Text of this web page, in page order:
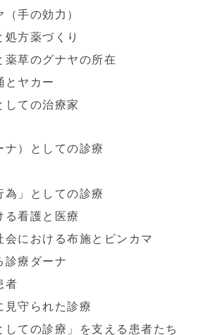
手の効力）
方薬づくり
草のグナヤの所在
ヤカー
ての治療家
）としての診療
」としての診療
看護と医療
における布施とピンカマ
療ダーナ
者
守られた診療
ての診療」を支える患者たち